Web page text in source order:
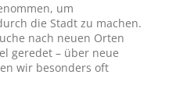
um
die Stadt zu machen.
nach neuen Orten
geredet – über neue
wir besonders oft